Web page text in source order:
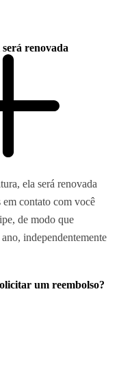
renovada
ela será renovada
em contato com você
de modo que
independentemente
um reembolso?